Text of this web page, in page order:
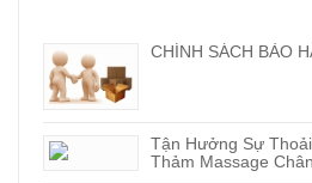
CHÍNH SÁCH BẢO
Tận Hưởng Sự
Thảm Massage